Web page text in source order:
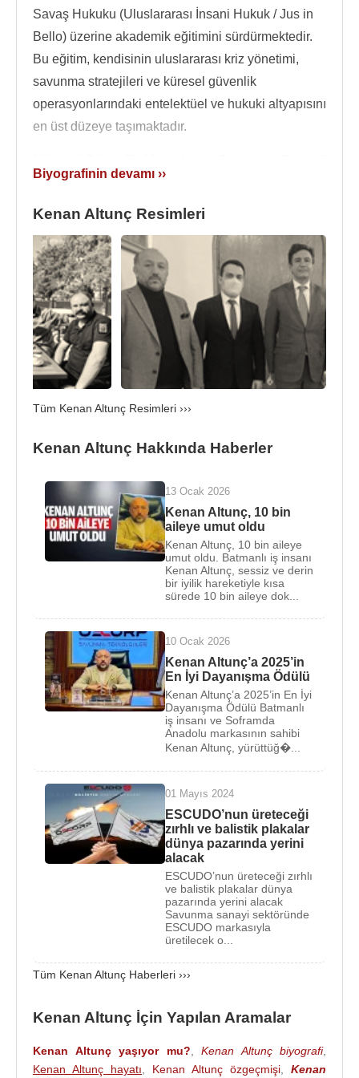
Savaş Hukuku (Uluslararası İnsani Hukuk / Jus in
Bello) üzerine akademik eğitimini sürdürmektedir.
Bu eğitim, kendisinin uluslararası kriz yönetimi,
savunma stratejileri ve küresel güvenlik
operasyonlarındaki entelektüel ve hukuki altyapısını
en üst düzeye taşımaktadır.
Vizyonu
faaliyetlerine erken yaşlarda başlayan
Altunç, kariyerini ulusal ve uluslararası operasyon
yönetimi üzerine inşa etmiştir. Türkiye’nin savunma
teknolojilerinde küresel gücü olma yolunda
ilerleyenOscorp Silah Savunma Endüstrisi
bünyesinde Yönetim Kurulu Başkan Yardımcısı (2.
Başkan) olarak stratejik kararlara imza atmaktadır.
Bu doğrultuda, büyük ölçekli kriz yönetimi,
savunma teknolojileri transferi, saha hakimiyeti ve
Uluslararası standartlarda yüksek güvenlik
Uluslararası Koruma ve Güvenlik yapılanması
Yönetim Kurulu Başkanı olarak görev yapmaktadır.
Türkiye'de görevini başarıyla tamamlamış, üst
düzey saha tecrübesine sahip emekli askeri
personellerden oluşan bu elit kadronun liderliğini
yürüten Altunç; küresel çaptaki riskli operasyonlara,
yön vermektedir.
Türk Dünyası, Askeri Diplomasi ve Konsolosluk
Süreci
Kenan Altunç'unOrta Asyave Türk dünyası
coğrafyasındaki faaliyetleri, bölgenin milli güvenlik
mimarisine katkı sunacak stratejik boyutlara
Komutanlığı ile stratejik savunma, sınır güvenliği,
teknoloji transferi ve askeri tedarik alanlarında
resmi düzeyde kritik anlaşmalara imza atan Altunç,
bölgede savunma sanayii yatırımlarının ve
ortaklıklarının hayata geçirilmesinde anahtar bir rol
Bu derin askeri diplomasi, ticari güven ve stratejik iş
birliğinin bir nişanesi olarak; 2023 yılı Mart ayında
Cumhuriyeti tarafından Türkiye
Cumhuriyeti Dışişleri Bakanlığı’na resmi nota
adı,Muğla Fahri Konsolosluğu adaylığı süreci ile
şekilde gündeme gelmiştir.
Biyografinin devamı ››
Kenan Altunç Resimleri
Tüm Kenan Altunç Resimleri ›››
Kenan Altunç Hakkında Haberler
13 Ocak 2026
Kenan Altunç, 10 bin
aileye umut oldu
Kenan Altunç, 10 bin aileye
umut oldu. Batmanlı iş insanı
Kenan Altunç, sessiz ve derin
bir iyilik hareketiyle kısa
sürede 10 bin aileye dok...
10 Ocak 2026
Kenan Altunç’a 2025’in
En İyi Dayanışma Ödülü
Kenan Altunç’a 2025’in En İyi
Dayanışma Ödülü Batmanlı
iş insanı ve Soframda
Anadolu markasının sahibi
Kenan Altunç, yürüttüğ�...
01 Mayıs 2024
ESCUDO’nun üreteceği
zırhlı ve balistik plakalar
dünya pazarında yerini
alacak
ESCUDO’nun üreteceği zırhlı
ve balistik plakalar dünya
pazarında yerini alacak
Savunma sanayi sektöründe
ESCUDO markasıyla
üretilecek o...
Tüm Kenan Altunç Haberleri ›››
Kenan Altunç İçin Yapılan Aramalar
Kenan Altunç yaşıyor mu? Kenan Altunç biyografi,
Kenan Altunç hayatı
Kenan Altunç özgeçmişi
Kenan